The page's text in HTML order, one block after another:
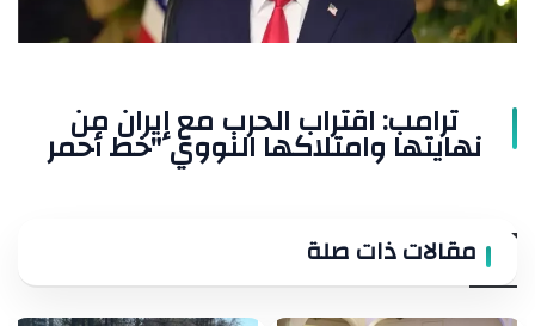
وامتلاكها
النووي
ترامب: اقتراب الحرب مع إيران من
نهايتها وامتلاكها النووي "خط أحمر
مقالات ذات صلة